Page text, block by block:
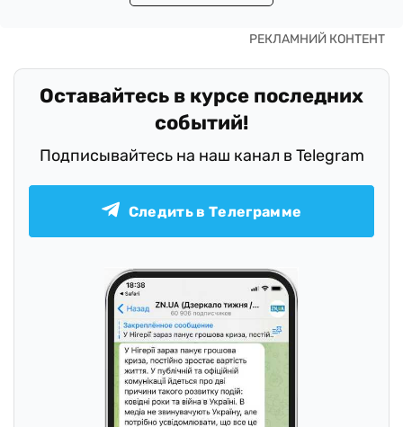
Оставайтесь в курсе последних
событий!
Подписывайтесь на наш канал в Telegram
Следить в Телеграмме